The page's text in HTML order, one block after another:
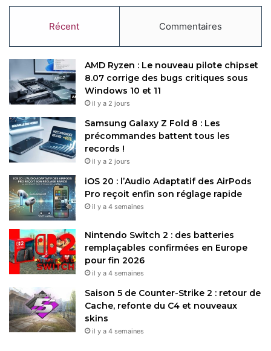
Récent Commentaires
AMD Ryzen : Le nouveau pilote chipset
8.07 corrige des bugs critiques sous
Windows 10 et 11
il y a 2 jours
Samsung Galaxy Z Fold 8 : Les
précommandes battent tous les
records !
il y a 2 jours
iOS 20 : l’Audio Adaptatif des AirPods
Pro reçoit enfin son réglage rapide
il y a 4 semaines
Nintendo Switch 2 : des batteries
remplaçables confirmées en Europe
pour fin 2026
il y a 4 semaines
Saison 5 de Counter-Strike 2 : retour de
Cache, refonte du C4 et nouveaux
skins
il y a 4 semaines